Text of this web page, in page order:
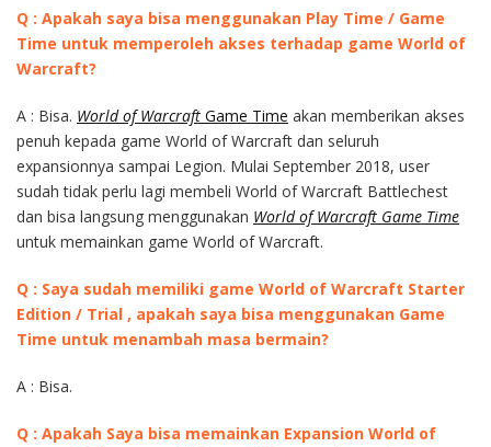
Q : Apakah saya bisa menggunakan Play Time / Game
Time untuk memperoleh akses terhadap game World of
Warcraft?
A : Bisa. World of Warcraft Game Time akan memberikan akses
penuh kepada game World of Warcraft dan seluruh
expansionnya sampai Legion. Mulai September 2018, user
sudah tidak perlu lagi membeli World of Warcraft Battlechest
dan bisa langsung menggunakan World of Warcraft Game Time
untuk memainkan game World of Warcraft.
Q : Saya sudah memiliki game World of Warcraft Starter
Edition / Trial , apakah saya bisa menggunakan Game
Time untuk menambah masa bermain?
A : Bisa.
Q : Apakah Saya bisa memainkan Expansion World of